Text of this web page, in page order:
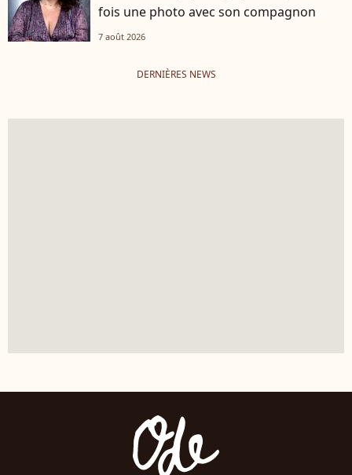
fois une photo avec son compagnon
7 août 2026
DERNIÈRES NEWS